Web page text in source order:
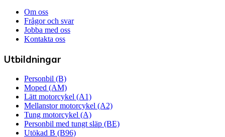
Om oss
Frågor och svar
Jobba med oss
Kontakta oss
Utbildningar
Personbil (B)
Moped (AM)
Lätt motorcykel (A1)
Mellanstor motorcykel (A2)
Tung motorcykel (A)
Personbil med tungt släp (BE)
Utökad B (B96)